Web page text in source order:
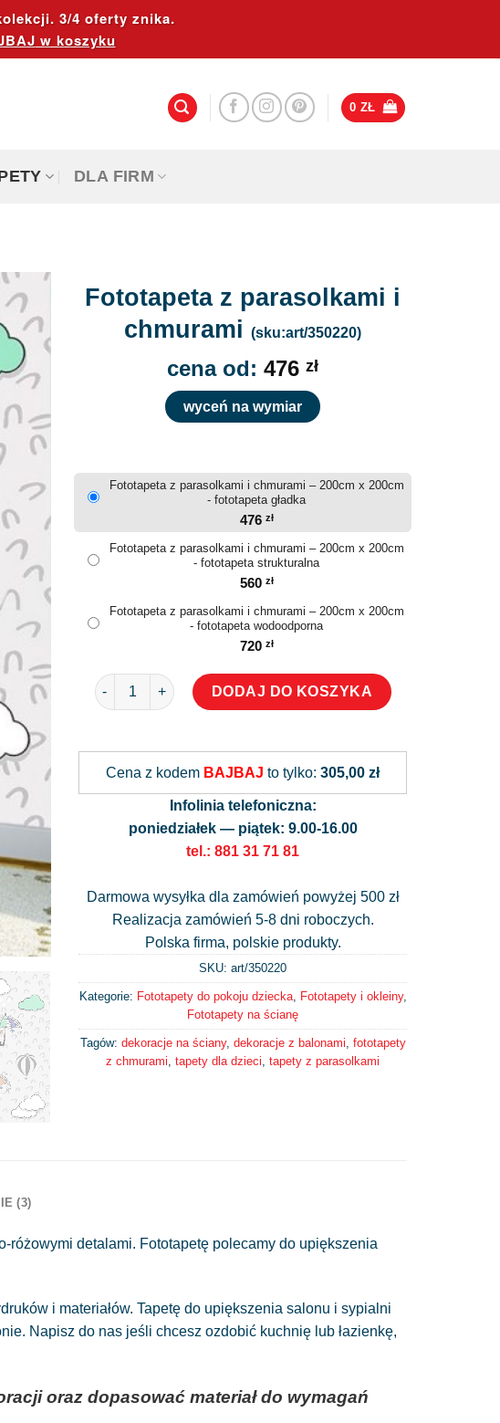
3/4 oferty znika.
w koszyku
0 ZŁ
DLA FIRM
Fototapeta z parasolkami i
chmurami (sku:art/350220)
cena od: 476 zł
wyceń na wymiar
Fototapeta z parasolkami i chmurami – 200cm x 200cm
- fototapeta gładka
476 zł
Fototapeta z parasolkami i chmurami – 200cm x 200cm
- fototapeta strukturalna
560 zł
Fototapeta z parasolkami i chmurami – 200cm x 200cm
- fototapeta wodoodporna
720 zł
ilość Fototapeta z parasolkami i chmurami
DODAJ DO KOSZYKA
Cena z kodem BAJBAJ to tylko: 305,00 zł
Infolinia telefoniczna:
poniedziałek — piątek: 9.00-16.00
tel.: 881 31 71 81
Darmowa wysyłka dla zamówień powyżej 500 zł
Realizacja zamówień 5-8 dni roboczych.
Polska firma, polskie produkty.
SKU: art/350220
Kategorie: Fototapety do pokoju dziecka, Fototapety i okleiny,
Fototapety na ścianę
Tagów: dekoracje na ściany, dekoracje z balonami fototapety
z chmurami tapety dla dzieci tapety z parasolkami
(3)
różowymi detalami. Fototapetę polecamy do upiększenia
i materiałów. Tapetę do upiększenia salonu i sypialni
Napisz do nas jeśli chcesz ozdobić kuchnię lub łazienkę,
oraz dopasować materiał do wymagań